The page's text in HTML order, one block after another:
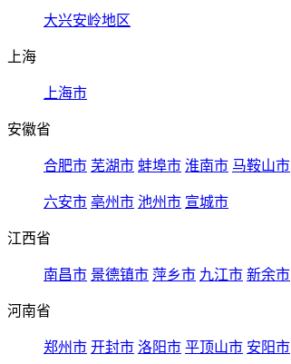
大兴安岭地区
上海
上海市
安徽省
合肥市 芜湖市 蚌埠市 淮南市 马鞍山市
六安市 亳州市 池州市 宣城市
江西省
南昌市 景德镇市 萍乡市 九江市 新余市
河南省
郑州市 开封市 洛阳市 平顶山市 安阳市